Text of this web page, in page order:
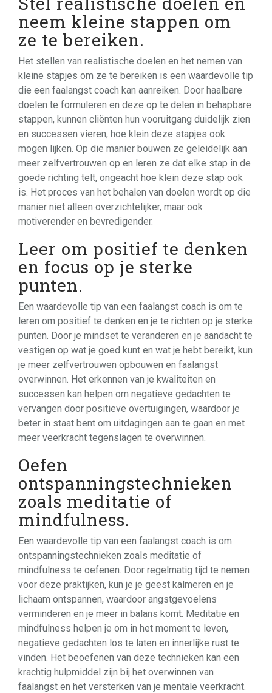
neem kleine stappen om
ze te bereiken.
Het stellen van realistische doelen en het nemen van
kleine stapjes om ze te bereiken is een waardevolle tip
die een faalangst coach kan aanreiken. Door haalbare
doelen te formuleren en deze op te delen in behapbare
stappen, kunnen cliënten hun vooruitgang duidelijk zien
en successen vieren, hoe klein deze stapjes ook
mogen lijken. Op die manier bouwen ze geleidelijk aan
meer zelfvertrouwen op en leren ze dat elke stap in de
goede richting telt, ongeacht hoe klein deze stap ook
is. Het proces van het behalen van doelen wordt op die
manier niet alleen overzichtelijker, maar ook
motiverender en bevredigender.
Leer om positief te denken
en focus op je sterke
punten.
Een waardevolle tip van een faalangst coach is om te
leren om positief te denken en je te richten op je sterke
punten. Door je mindset te veranderen en je aandacht te
vestigen op wat je goed kunt en wat je hebt bereikt, kun
je meer zelfvertrouwen opbouwen en faalangst
overwinnen. Het erkennen van je kwaliteiten en
successen kan helpen om negatieve gedachten te
vervangen door positieve overtuigingen, waardoor je
beter in staat bent om uitdagingen aan te gaan en met
meer veerkracht tegenslagen te overwinnen.
Oefen
ontspanningstechnieken
zoals meditatie of
mindfulness.
Een waardevolle tip van een faalangst coach is om
ontspanningstechnieken zoals meditatie of
mindfulness te oefenen. Door regelmatig tijd te nemen
voor deze praktijken, kun je je geest kalmeren en je
lichaam ontspannen, waardoor angstgevoelens
verminderen en je meer in balans komt. Meditatie en
mindfulness helpen je om in het moment te leven,
negatieve gedachten los te laten en innerlijke rust te
vinden. Het beoefenen van deze technieken kan een
krachtig hulpmiddel zijn bij het overwinnen van
faalangst en het versterken van je mentale veerkracht.